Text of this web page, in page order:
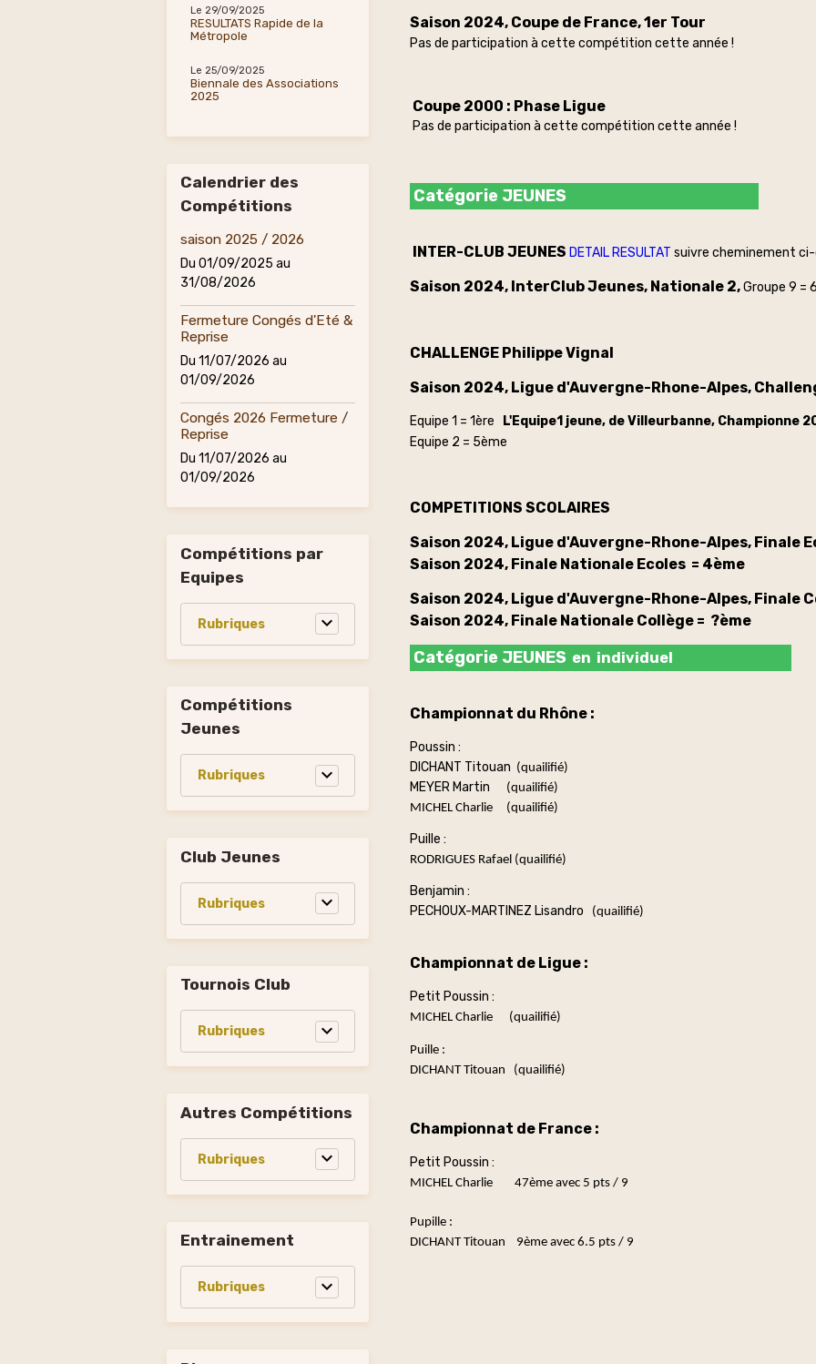
Saison 2024, Coupe de France, 1er Tour
Pas de participation à cette compétition cette année !
Coupe 2000 : Phase Ligue
Pas de participation à cette compétition cette année !
Catégorie JEUNES
INTER-CLUB JEUNES DETAIL RESULTAT suivre cheminement ci-
Saison 2024, InterClub Jeunes, Nationale 2,Groupe 9 =
CHALLENGE Philippe Vignal
Saison 2024, Ligue d'Auvergne-Rhone-Alpes,
Equipe 1 = 1ère
L'Equipe1 jeune, de Villeurbanne, Championne
Equipe 2 = 5ème
COMPETITIONS SCOLAIRES
Saison 2024, Ligue d'Auvergne-Rhone-Alpes, Finale
Saison 2024, Finale Nationale Ecoles = 4ème
Saison 2024, Ligue d'Auvergne-Rhone-Alpes, Finale
Saison 2024, Finale Nationale Collège = ?ème
Catégorie JEUNES en individuel
Championnat du Rhône :
Poussin :
DICHANT Titouan (quailifié)
MEYER Martin
(quailifié)
MICHEL Charlie (quailifié)
Puille :
RODRIGUES Rafael (quailifié)
Benjamin :
PECHOUX-MARTINEZ Lisandro
(quailifié)
Championnat de Ligue :
Petit Poussin :
MICHEL Charlie (quailifié)
Puille :
DICHANT Titouan (quailifié)
Championnat de France :
Petit Poussin :
MICHEL Charlie 47ème avec 5 pts / 9
Pupille :
DICHANT Titouan 9ème avec 6.5 pts / 9
Le 29/09/2025
RESULTATS Rapide de la
Métropole
Le 25/09/2025
Biennale des Associations
2025
Calendrier des
Compétitions
saison 2025 / 2026
Du 01/09/2025 au
31/08/2026
Fermeture Congés d'Eté &
Reprise
Du 11/07/2026 au
01/09/2026
Congés 2026 Fermeture /
Reprise
Du 11/07/2026 au
01/09/2026
Compétitions par
Equipes
Compétitions
Jeunes
Club Jeunes
Tournois Club
Autres Compétitions
Entrainement